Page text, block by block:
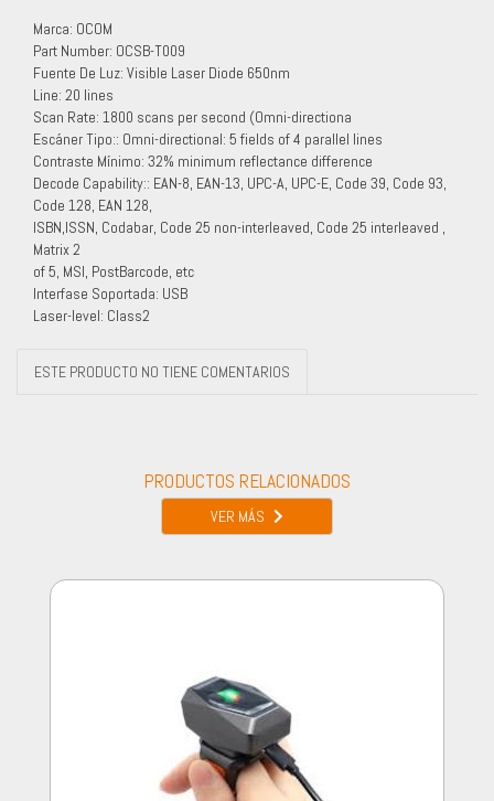
Marca: OCOM
Part Number: OCSB-T009
Fuente De Luz: Visible Laser Diode 650nm
Line: 20 lines
Scan Rate: 1800 scans per second (Omni-directiona
Escáner Tipo:: Omni-directional: 5 fields of 4 parallel lines
Contraste Mínimo: 32% minimum reflectance difference
Decode Capability:: EAN-8, EAN-13, UPC-A, UPC-E, Code 39, Code 93,
Code 128, EAN 128,
ISBN,ISSN, Codabar, Code 25 non-interleaved, Code 25 interleaved ,
Matrix 2
of 5, MSI, PostBarcode, etc
Interfase Soportada: USB
Laser-level: Class2
ESTE PRODUCTO NO TIENE COMENTARIOS
PRODUCTOS RELACIONADOS
VER MÁS